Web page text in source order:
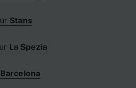
Stans
La Spezia
Barcelona